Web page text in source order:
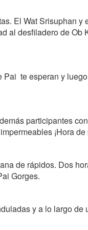
El Wat Srisuphan y
al desfiladero de Ob
Pai te esperan y
participantes
¡Hora de
de rápidos. Dos
Gorges.
y a lo largo de